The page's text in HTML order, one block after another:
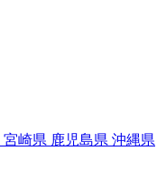
宮崎県 鹿児島県 沖縄県